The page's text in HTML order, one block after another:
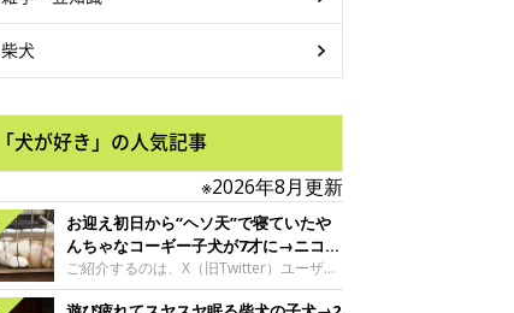
柴犬
「犬が好き」の人気記事
※2026年8月更新
お迎え初日から“ヘソ天”で寝ていたや
んちゃなコーギー子犬が7才に→ニコニ
コ“コーギースマイル”が魅力のコに成
長！
ご紹介するのは、X（旧Twitter）ユーザー
＠Kus1oKg2vsgdWS2さんの愛犬でウェル